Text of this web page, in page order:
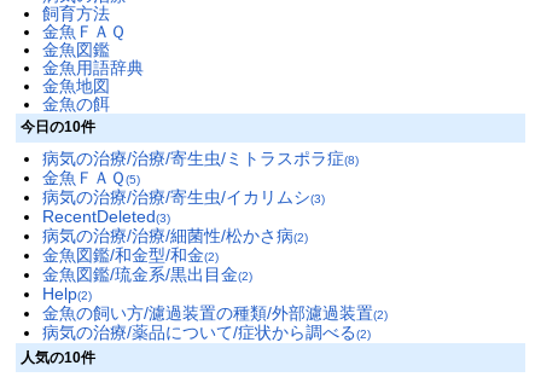
飼育方法
金魚ＦＡＱ
金魚図鑑
金魚用語辞典
金魚地図
金魚の餌
今日の10件
病気の治療/治療/寄生虫/ミトラスポラ症(8)
金魚ＦＡＱ(5)
病気の治療/治療/寄生虫/イカリムシ(3)
RecentDeleted(3)
病気の治療/治療/細菌性/松かさ病(2)
金魚図鑑/和金型/和金(2)
金魚図鑑/琉金系/黒出目金(2)
Help(2)
金魚の飼い方/濾過装置の種類/外部濾過装置(2)
病気の治療/薬品について/症状から調べる(2)
人気の10件